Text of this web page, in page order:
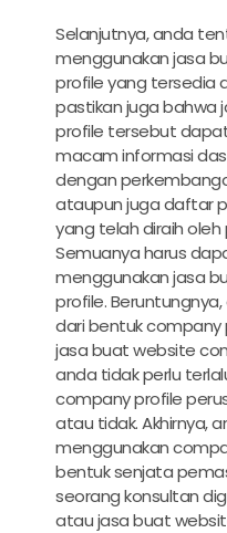
Selanjutnya, anda
menggunakanjasa
profileyang tersedia
pastikan juga bahwa
profile tersebut
macam informasi
dengan
ataupun juga daftar
yang telah diraih
Semuanya harus
menggunakanjasa
profile.
dari bentuk
jasa buat website
anda tidak perlu
company profile
atau tidak. Akhirnya,
menggunakan
bentuk senjata
seorang konsultan
ataujasa buat